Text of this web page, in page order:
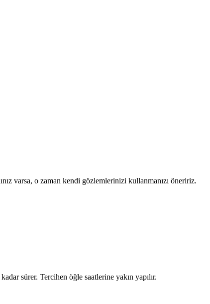
varsa, o zaman kendi gözlemlerinizi kullanmanızı öneririz.
kadar sürer. Tercihen öğle saatlerine yakın yapılır.